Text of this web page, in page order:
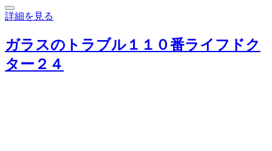
詳細を見る
ガラスのトラブル１１０番ライフドク
ター２４